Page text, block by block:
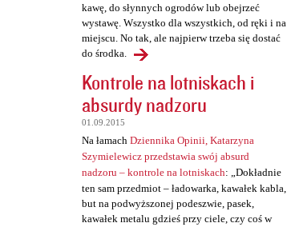
kawę, do słynnych ogrodów lub obejrzeć
wystawę. Wszystko dla wszystkich, od ręki i na
miejscu. No tak, ale najpierw trzeba się dostać
do środka.
Kontrole na lotniskach i
absurdy nadzoru
01.09.2015
Na łamach Dziennika Opinii, Katarzyna
Szymielewicz przedstawia swój absurd
nadzoru – kontrole na lotniskach: „Dokładnie
ten sam przedmiot – ładowarka, kawałek kabla,
but na podwyższonej podeszwie, pasek,
kawałek metalu gdzieś przy ciele, czy coś w